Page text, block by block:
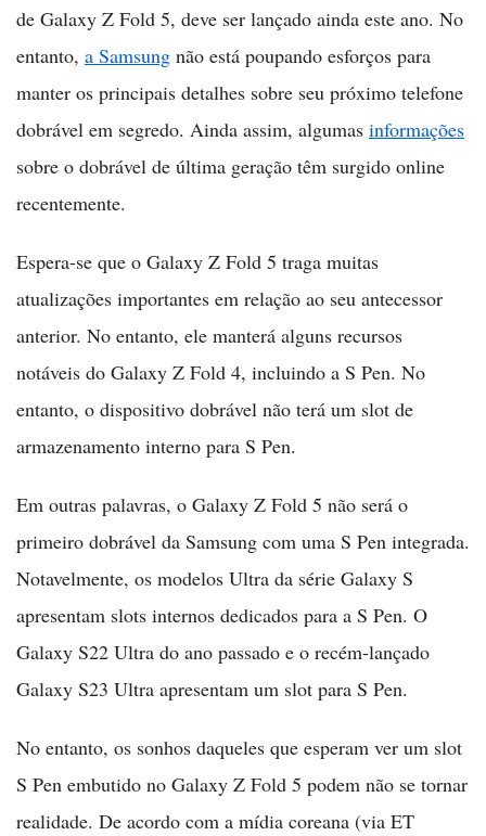
de Galaxy Z Fold 5, deve ser lançado ainda este ano. No
entanto, a Samsung não está poupando esforços para
manter os principais detalhes sobre seu próximo telefone
dobrável em segredo. Ainda assim, algumas informações
sobre o dobrável de última geração têm surgido online
recentemente.
Espera-se que o Galaxy Z Fold 5 traga muitas
atualizações importantes em relação ao seu antecessor
anterior. No entanto, ele manterá alguns recursos
notáveis do Galaxy Z Fold 4, incluindo a S Pen. No
entanto, o dispositivo dobrável não terá um slot de
armazenamento interno para S Pen.
Em outras palavras, o Galaxy Z Fold 5 não será o
primeiro dobrável da Samsung com uma S Pen integrada.
Notavelmente, os modelos Ultra da série Galaxy S
apresentam slots internos dedicados para a S Pen. O
Galaxy S22 Ultra do ano passado e o recém-lançado
Galaxy S23 Ultra apresentam um slot para S Pen.
No entanto, os sonhos daqueles que esperam ver um slot
S Pen embutido no Galaxy Z Fold 5 podem não se tornar
realidade. De acordo com a mídia coreana (via ET